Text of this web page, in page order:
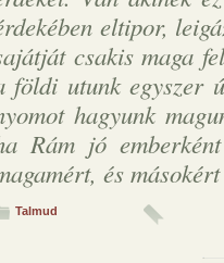
eltipor,
csakis maga
földi utunk egyszer
hagyunk
Rám jó
és
Talmud